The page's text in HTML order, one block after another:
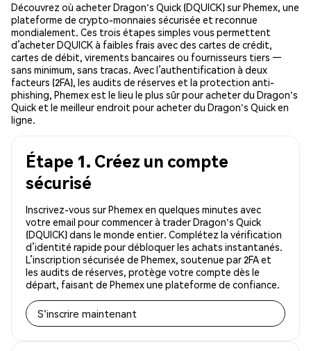
Découvrez où acheter Dragon's Quick (DQUICK) sur Phemex, une
plateforme de crypto-monnaies sécurisée et reconnue
mondialement. Ces trois étapes simples vous permettent
d’acheter DQUICK à faibles frais avec des cartes de crédit,
cartes de débit, virements bancaires ou fournisseurs tiers —
sans minimum, sans tracas. Avec l’authentification à deux
facteurs (2FA), les audits de réserves et la protection anti-
phishing, Phemex est le lieu le plus sûr pour acheter du Dragon's
Quick et le meilleur endroit pour acheter du Dragon's Quick en
ligne.
Étape 1. Créez un compte
sécurisé
Inscrivez-vous sur Phemex en quelques minutes avec
votre email pour commencer à trader Dragon's Quick
(DQUICK) dans le monde entier. Complétez la vérification
d’identité rapide pour débloquer les achats instantanés.
L’inscription sécurisée de Phemex, soutenue par 2FA et
les audits de réserves, protège votre compte dès le
départ, faisant de Phemex une plateforme de confiance.
S'inscrire maintenant